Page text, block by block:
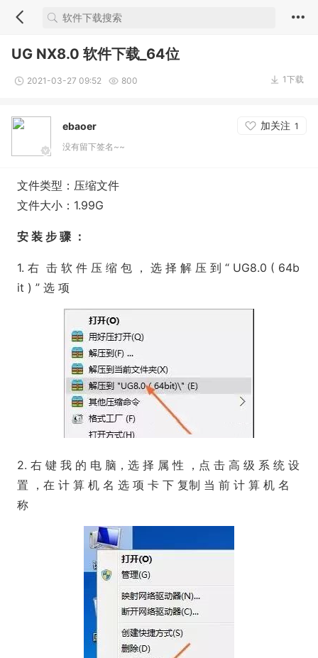
UG NX8.0 软件下载_64位
2021-03-27 09:52 800 1下载
ebaoer 加关注 1
没有留下签名~~
文件类型：压缩文件
文件大小：1.99G
安 装 步 骤 ：
1. 右 击 软 件 压 缩 包 ， 选 择 解 压 到 “ UG8.0 ( 64b
it ) ” 选 项
2. 右 键 我 的 电 脑，选 择 属 性 ，点 击 高 级 系 统 设
置 ，在 计 算 机 名 选 项 卡 下 复制 当 前 计 算 机 名
称